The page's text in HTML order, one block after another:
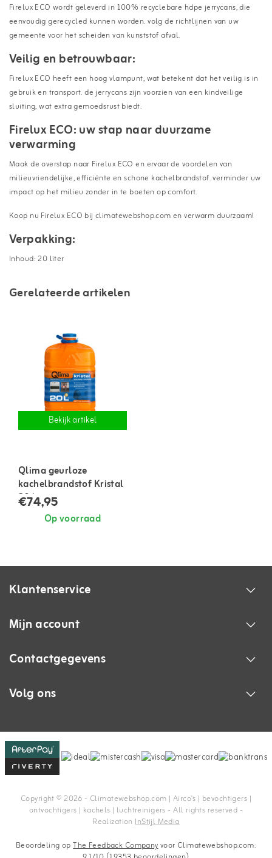
Firelux ECO wordt geleverd in 100% recyclebare hdpe jerrycans, die
eenvoudig gerecycled kunnen worden. volg de richtlijnen van uw
gemeente voor het scheiden van kunststof afval.
Veilig en betrouwbaar:
Firelux ECO heeft een hoog vlampunt, wat betekent dat het veilig is in
gebruik en transport. de jerrycans zijn voorzien van een kindveilige
sluiting, wat extra gemoedsrust biedt.
Firelux ECO: uw stap naar duurzame
verwarming
Maak de overstap naar Firelux ECO en ervaar de voordelen van
milieuvriendelijke, efficiënte en schone kachelbrandstof. verminder uw
impact op het milieu zonder in te boeten op comfort.
Koop nu Firelux ECO bij climatewebshop.com en verwarm duurzaam!
Verpakking:
Inhoud: 20 liter
Gerelateerde artikelen
Bekijk artikel
Qlima geurloze
kachelbrandstof Kristal
20 liter
€74,95
Op voorraad
Klantenservice
Mijn account
Contactgegevens
Volg ons
Copyright © 2026 - Climatewebshop.com | Airco's | bevochtigers |
ontvochtigers | kachels | luchtreinigers - All rights reserved -
RealizationInStijl Media
Beoordeling opThe Feedback Companyvoor Climatewebshop.com: